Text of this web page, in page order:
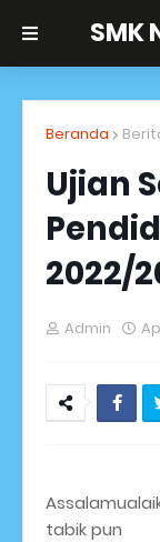
SMK
Beranda
Ujian
2022/
Admin
tabik pun